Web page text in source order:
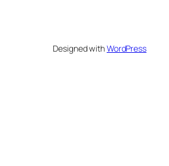
Designed withWordPress